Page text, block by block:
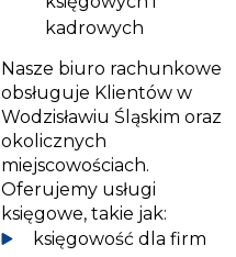
kadrowych
Nasze biuro rachunkowe
obsługuje Klientów w
Wodzisławiu Śląskim oraz
okolicznych
miejscowościach.
Oferujemy usługi
księgowe, takie jak:
księgowość dla firm